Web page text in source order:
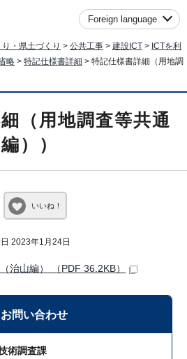
Foreign language
り・県土づくり > 公共工事 > 建設ICT > ICTを利
略 > 特記仕様書詳細 > 特記仕様書詳細（用地調
（用地調査等共通
））
いいね！
2023年1月24日
治山編） （PDF 36.2KB）
お問い合わせ
術調査課